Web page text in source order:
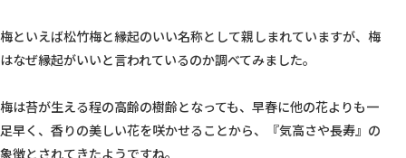
梅といえば松竹梅と縁起のいい名称として親しまれていますが、梅
はなぜ縁起がいいと言われているのか調べてみました。
梅は苔が生える程の高齢の樹齢となっても、早春に他の花よりも一
足早く、香りの美しい花を咲かせることから、『気高さや長寿』の
象徴とされてきたようですね。